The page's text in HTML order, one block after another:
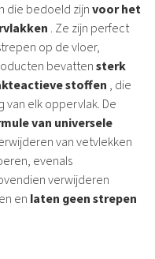
die bedoeld zijnvoor het
. Ze zijn perfect
op de vloer,
bevattensterk
stoffen , die
elk oppervlak. De
van universele
van vetvlekken
evenals
verwijderen
en laten geen strepen